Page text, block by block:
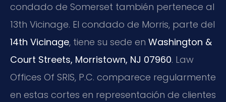
condado de Somerset también pertenece al
13th Vicinage. El condado de Morris, parte del
14th Vicinage, tiene su sede en Washington &
Court Streets, Morristown, NJ 07960. Law
Offices Of SRIS, P.C. comparece regularmente
en estas cortes en representación de clientes